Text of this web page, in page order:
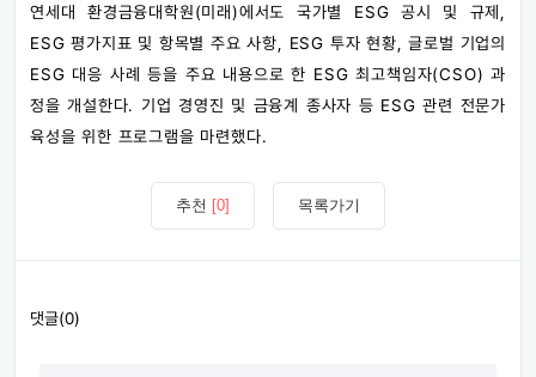
연세대 환경금융대학원(미래)에서도 국가별 ESG 공시 및 규제,
ESG 평가지표 및 항목별 주요 사항, ESG 투자 현황, 글로벌 기업의
ESG 대응 사례 등을 주요 내용으로 한 ESG 최고책임자(CSO) 과
정을 개설한다. 기업 경영진 및 금융계 종사자 등 ESG 관련 전문가
육성을 위한 프로그램을 마련했다.
추천 [0] 목록가기
댓글(0)